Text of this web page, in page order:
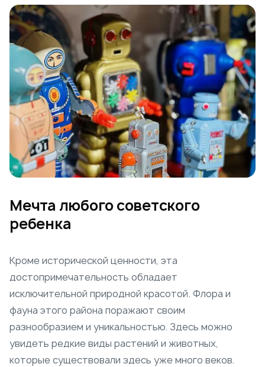
Мечта любого советского
ребенка
Кроме исторической ценности, эта
достопримечательность обладает
исключительной природной красотой. Флора и
фауна этого района поражают своим
разнообразием и уникальностью. Здесь можно
увидеть редкие виды растений и животных,
которые существовали здесь уже много веков.